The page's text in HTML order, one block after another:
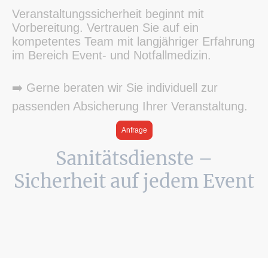
Veranstaltungssicherheit beginnt mit
Vorbereitung. Vertrauen Sie auf ein
kompetentes Team mit langjähriger Erfahrung
im Bereich Event- und Notfallmedizin.
➡️ Gerne beraten wir Sie individuell zur
passenden Absicherung Ihrer Veranstaltung.
Anfrage
Sanitätsdienste –
Sicherheit auf jedem Event